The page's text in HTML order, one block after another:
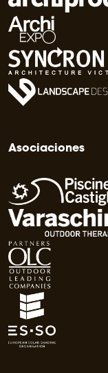
Asociaciones